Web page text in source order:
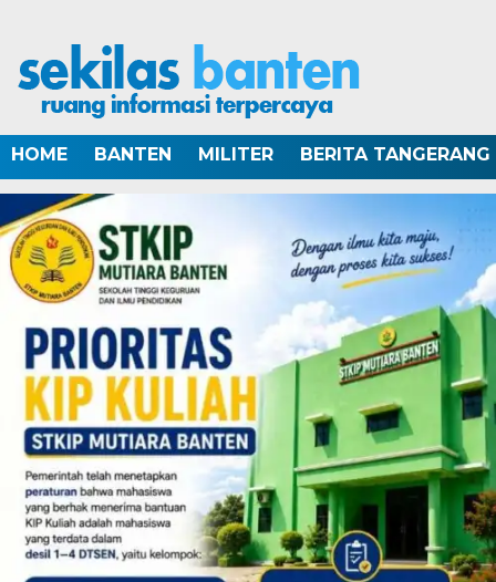
HOME BANTEN MILITER BERITA TANGERANG